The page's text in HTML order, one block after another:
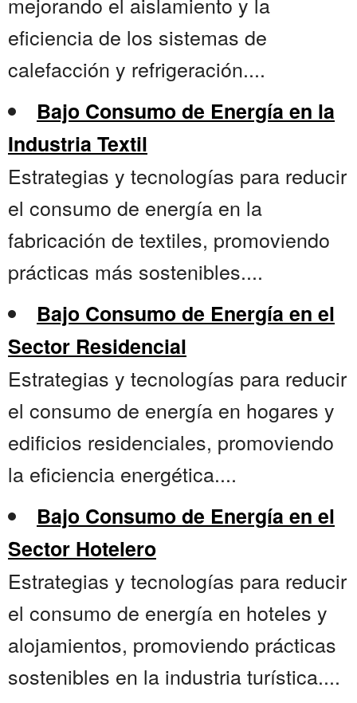
eficiencia de los sistemas de
calefacción y refrigeración....
Bajo Consumo de Energía en la
Industria Textil
Estrategias y tecnologías para reducir
el consumo de energía en la
fabricación de textiles, promoviendo
prácticas más sostenibles....
Bajo Consumo de Energía en el
Sector Residencial
Estrategias y tecnologías para reducir
el consumo de energía en hogares y
edificios residenciales, promoviendo
la eficiencia energética....
Bajo Consumo de Energía en el
Sector Hotelero
Estrategias y tecnologías para reducir
el consumo de energía en hoteles y
alojamientos, promoviendo prácticas
sostenibles en la industria turística....